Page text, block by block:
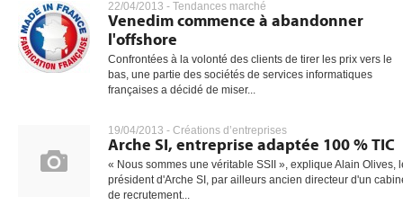
22/04/2013 - Tendances marché
Venedim commence à abandonner
l'offshore
Confrontées à la volonté des clients de tirer les prix vers le
bas, une partie des sociétés de services informatiques
françaises a décidé de miser...
19/04/2013 - Créations d’entreprises
Arche SI, entreprise adaptée 100 % TIC
« Nous sommes une véritable SSII », explique Alain Olives,
président d'Arche SI, par ailleurs ancien directeur d'un
de recrutement...